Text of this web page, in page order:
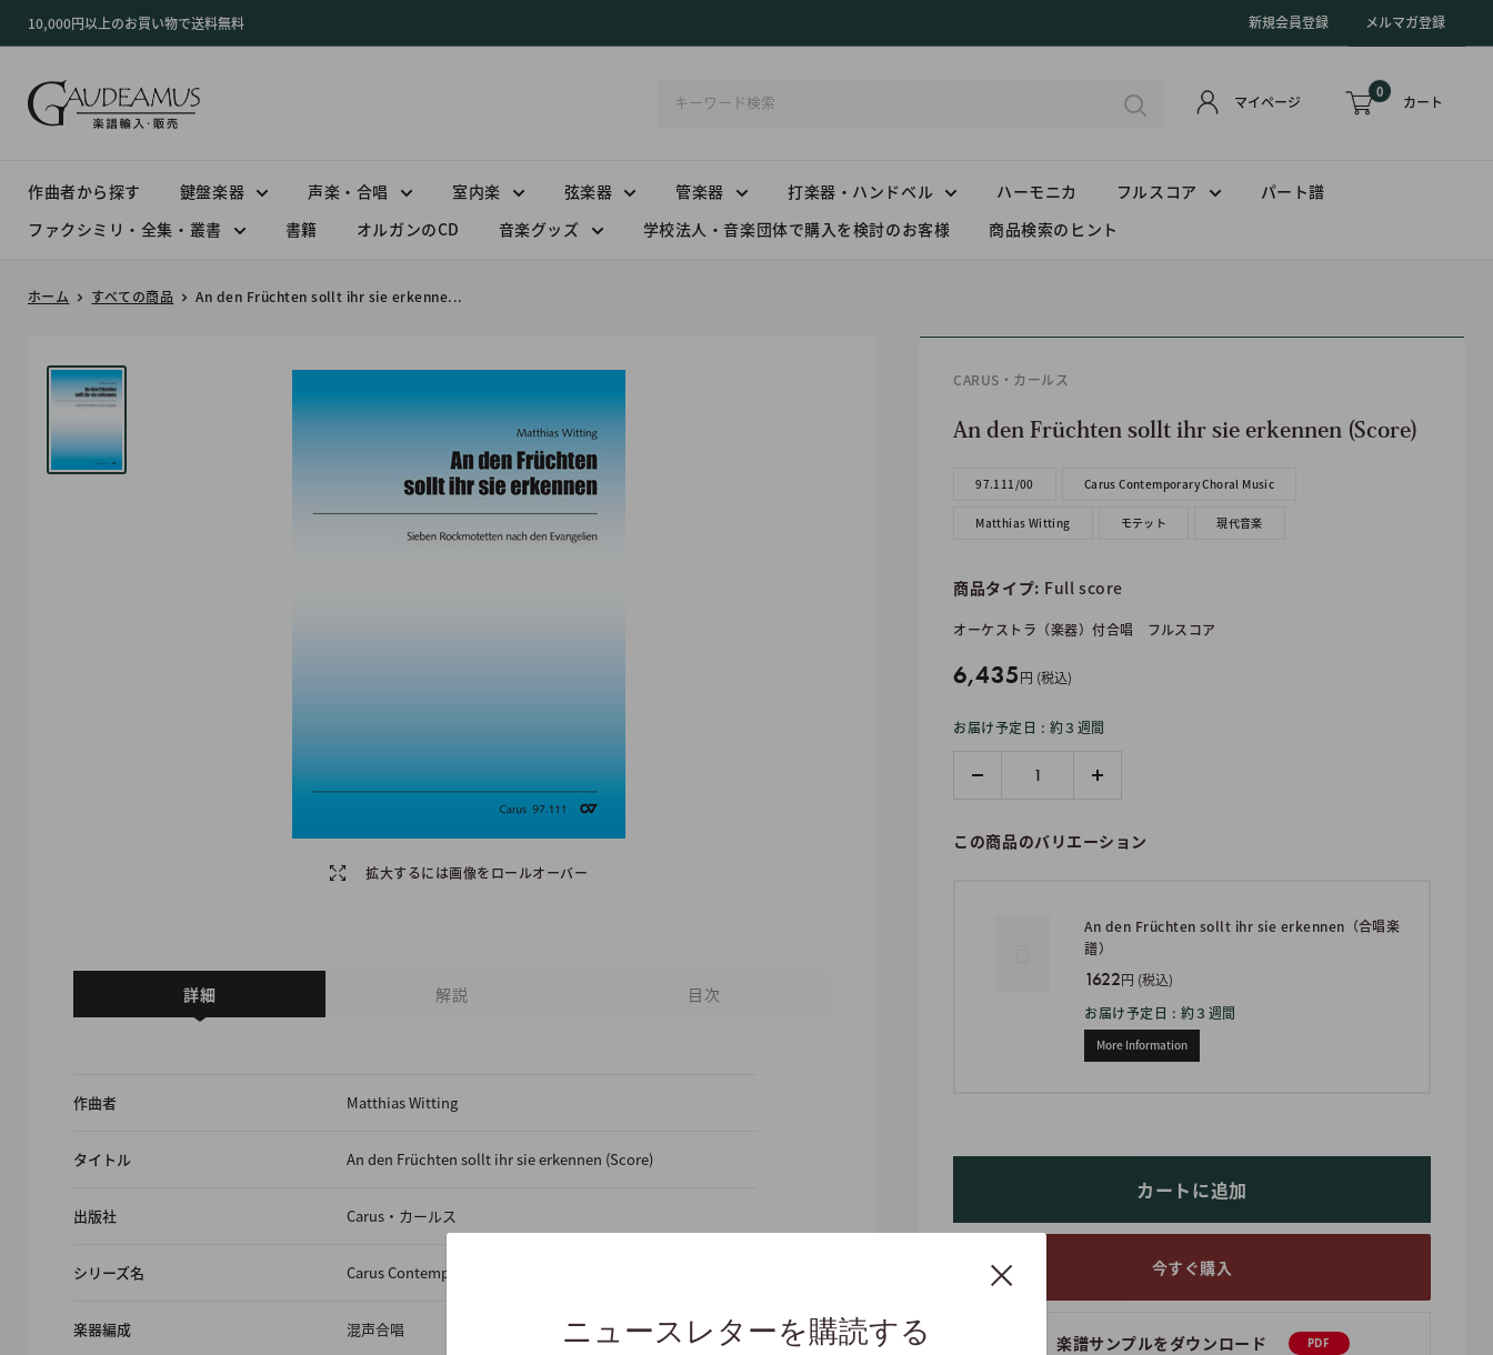
ン
10,000円以上のお買い物で送料無料 新規会員登録 メルマガ登録
ニュースレターを購読する
マイページ
0
カート
作曲者から探す 鍵盤楽器 声楽・合唱 室内楽 弦楽器 管楽器 打楽器・ハンドベル ハーモニカ フルスコア
パート譜
ファクシミリ・全集・叢書
書籍 オルガンのCD 音楽グッズ 学校法人・音楽団体で購入を検討のお客様 商品検索のヒント
ホーム すべての商品 An den Früchten sollt ihr sie erkenne...
拡大するには画像をロールオーバー
詳細 解説 目次
作曲者 Matthias Witting
タイトル An den Früchten sollt ihr sie erkennen (Score)
出版社 Carus・カールス
シリーズ名 Carus Contemporary Choral Music
楽器編成 混声合唱
CARUS・カールス
An den Früchten sollt ihr sie erkennen (Score)
97.111/00 Carus Contemporary Choral Music
Matthias Witting モテット 現代音楽
商品タイプ: Full score
オーケストラ（楽器）付合唱 フルスコア
販
価
格
6,435円 (税込)
お届け予定日 : 約３週間
この商品のバリエーション
An den Früchten sollt ihr sie erkennen（合唱楽
譜）
1622円 (税込)
お届け予定日 : 約３週間
More Information
カートに追加
今すぐ購入
楽譜サンプルをダウンロード PDF